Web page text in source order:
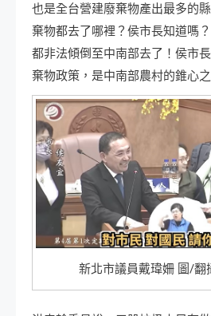
也是全台營建廢棄物產出最多的
棄物都去了哪裡？侯市長知道嗎
都非法傾倒至中南部去了！侯市
棄物政策，是中南部農村的錐心
新北市議員戴瑋姍 圖/翻